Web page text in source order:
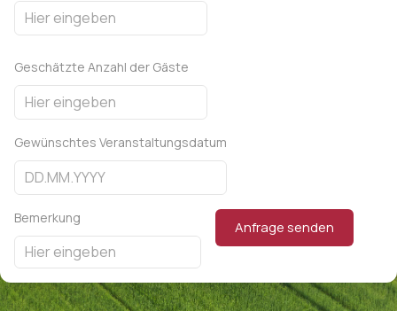
Geschätzte Anzahl der Gäste
Gewünschtes Veranstaltungsdatum
Bemerkung
Anfrage senden